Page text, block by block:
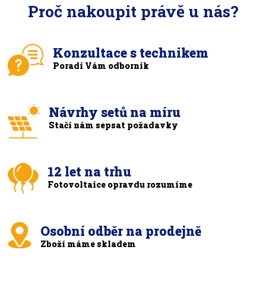
Proč nakoupit právě u nás?
Konzultace s technikem
Poradí Vám odborník
Návrhy setů na míru
Stačí nám sepsat požadavky
12 let na trhu
Fotovoltaice opravdu rozumíme
Osobní odběr na prodejně
Zboží máme skladem